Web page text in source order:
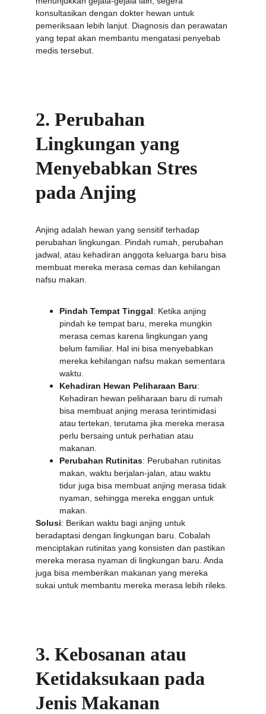
konsultasikan dengan dokter hewan untuk
pemeriksaan lebih lanjut. Diagnosis dan perawatan
yang tepat akan membantu mengatasi penyebab
medis tersebut.
2. Perubahan
Lingkungan yang
Menyebabkan Stres
pada Anjing
Anjing adalah hewan yang sensitif terhadap
perubahan lingkungan. Pindah rumah, perubahan
jadwal, atau kehadiran anggota keluarga baru bisa
membuat mereka merasa cemas dan kehilangan
nafsu makan.
Pindah Tempat Tinggal: Ketika anjing
pindah ke tempat baru, mereka mungkin
merasa cemas karena lingkungan yang
belum familiar. Hal ini bisa menyebabkan
mereka kehilangan nafsu makan sementara
waktu.
Kehadiran Hewan Peliharaan Baru:
Kehadiran hewan peliharaan baru di rumah
bisa membuat anjing merasa terintimidasi
atau tertekan, terutama jika mereka merasa
perlu bersaing untuk perhatian atau
makanan.
Perubahan Rutinitas: Perubahan rutinitas
makan, waktu berjalan-jalan, atau waktu
tidur juga bisa membuat anjing merasa tidak
nyaman, sehingga mereka enggan untuk
makan.
Solusi: Berikan waktu bagi anjing untuk
beradaptasi dengan lingkungan baru. Cobalah
menciptakan rutinitas yang konsisten dan pastikan
mereka merasa nyaman di lingkungan baru. Anda
juga bisa memberikan makanan yang mereka
sukai untuk membantu mereka merasa lebih rileks.
3. Kebosanan atau
Ketidaksukaan pada
Jenis Makanan